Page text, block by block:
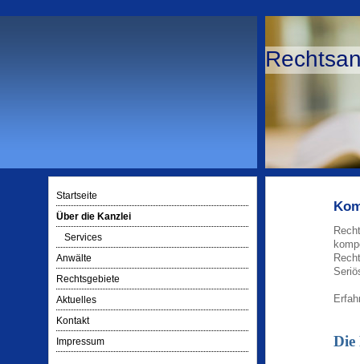
Startseite
Über die Kanzlei
Services
Anwälte
Rechtsgebiete
Aktuelles
Kontakt
Impressum
Die